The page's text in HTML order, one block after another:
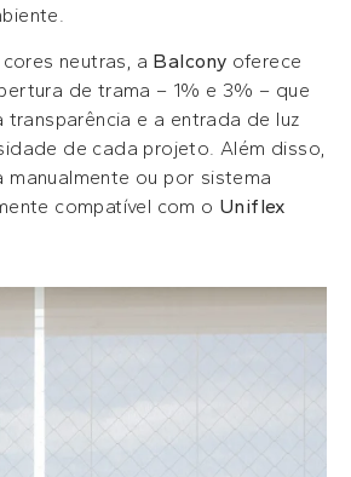
neutras, a Balcony oferece
de trama – 1% e 3% – que
transparência e a entrada de luz
de cada projeto. Além disso,
ou por sistema
compatível com o Uniflex